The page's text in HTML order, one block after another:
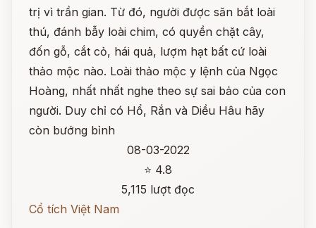
trị vì trần gian. Từ đó, người được săn bắt loài
thú, đánh bẫy loài chim, có quyền chặt cây,
đốn gỗ, cắt cỏ, hái quả, lượm hạt bất cứ loài
thảo mộc nào. Loài thảo mộc y lệnh của Ngọc
Hoàng, nhất nhất nghe theo sự sai bảo của con
người. Duy chỉ có Hổ, Rắn và Diều Hâu hãy
còn bướng bỉnh
08-03-2022
⭐ 4.8
5,115 lượt đọc
Cổ tích Việt Nam